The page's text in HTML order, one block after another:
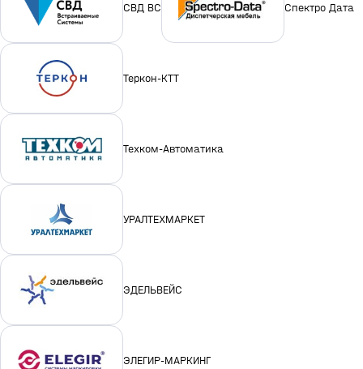
СВД ВС Спектро Дата
Теркон-КТТ
Техком-Автоматика
УРАЛТЕХМАРКЕТ
ЭДЕЛЬВЕЙС
ЭЛЕГИР-МАРКИНГ